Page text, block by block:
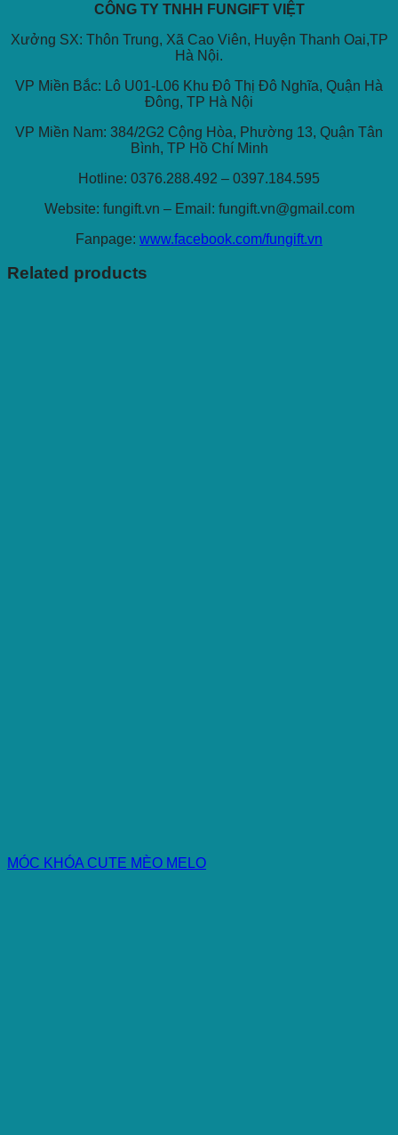
CÔNG TY TNHH FUNGIFT VIỆT
Xưởng SX: Thôn Trung, Xã Cao Viên, Huyện Thanh Oai,TP
Hà Nội.
VP Miền Bắc: Lô U01-L06 Khu Đô Thị Đô Nghĩa, Quận Hà
Đông, TP Hà Nội
VP Miền Nam: 384/2G2 Cộng Hòa, Phường 13, Quận Tân
Bình, TP Hồ Chí Minh
Hotline: 0376.288.492 – 0397.184.595
Website: fungift.vn – Email: fungift.vn@gmail.com
Fanpage: www.facebook.com/fungift.vn
Related products
MÓC KHÓA CUTE MÈO MELO